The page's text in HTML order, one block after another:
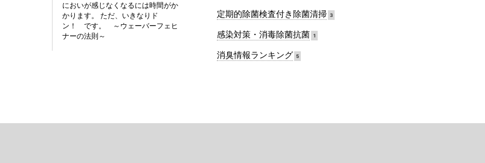
においが感じなくなるには時間がか
かります。 ただ、いきなりド
ン！ です。 ～ウェーバーフェヒ
ナーの法則～
定期的除菌検査付き除菌清掃 3
感染対策・消毒除菌抗菌 1
消臭情報ランキング 5